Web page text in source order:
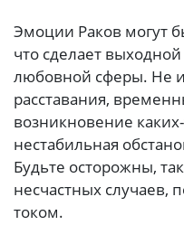
Эмоции Раков могут
что сделает
любовной сферы. Не
расставания,
возникновение
нестабильная
Будьте осторожны,
несчастных случаев,
током.